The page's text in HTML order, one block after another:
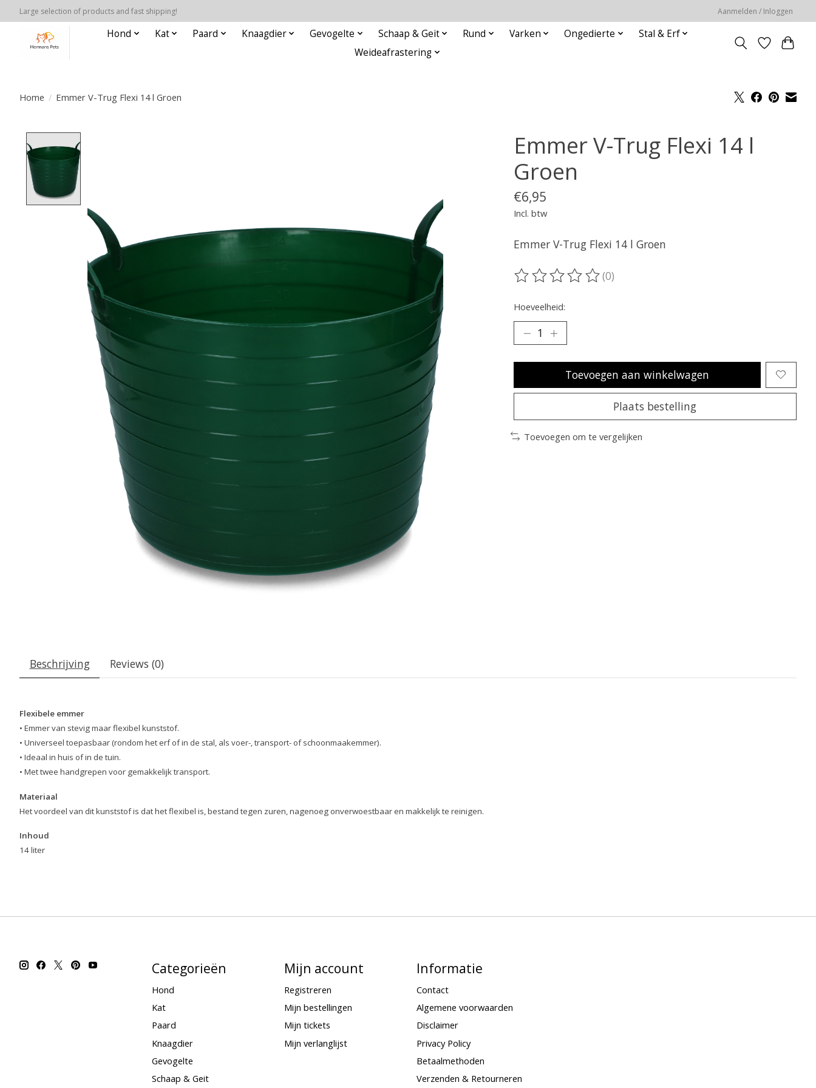
Large selection of products and fast shipping! Aanmelden / Inloggen
Hond Kat Paard Knaagdier Gevogelte Schaap & Geit Rund Varken Ongedierte
Stal & Erf
Weideafrastering
Home / Emmer V-Trug Flexi 14 l Groen
Emmer V-Trug Flexi 14 l
Groen
€6,95
Incl. btw
Emmer V-Trug Flexi 14 l Groen
De beoordeling van dit product is
(0)
Hoeveelheid:
Toevoegen aan winkelwagen
Plaats bestelling
Toevoegen om te vergelijken
Beschrijving Reviews (0)
Flexibele emmer
• Emmer van stevig maar flexibel kunststof.
• Universeel toepasbaar (rondom het erf of in de stal, als voer-, transport- of schoonmaakemmer).
• Ideaal in huis of in de tuin.
• Met twee handgrepen voor gemakkelijk transport.
Materiaal
Het voordeel van dit kunststof is dat het flexibel is, bestand tegen zuren, nagenoeg onverwoestbaar en makkelijk te reinigen.
Inhoud
14 liter
Categorieën
Hond
Kat
Paard
Knaagdier
Gevogelte
Schaap & Geit
Mijn account
Registreren
Mijn bestellingen
Mijn tickets
Mijn verlanglijst
Informatie
Contact
Algemene voorwaarden
Disclaimer
Privacy Policy
Betaalmethoden
Verzenden & Retourneren